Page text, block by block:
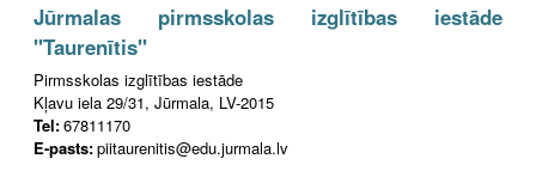
Jūrmalas pirmsskolas izglītības iestāde
"Taurenītis"
Pirmsskolas izglītības iestāde
Kļavu iela 29/31, Jūrmala, LV-2015
Tel:67811170
E-pasts:piitaurenitis@edu.jurmala.lv